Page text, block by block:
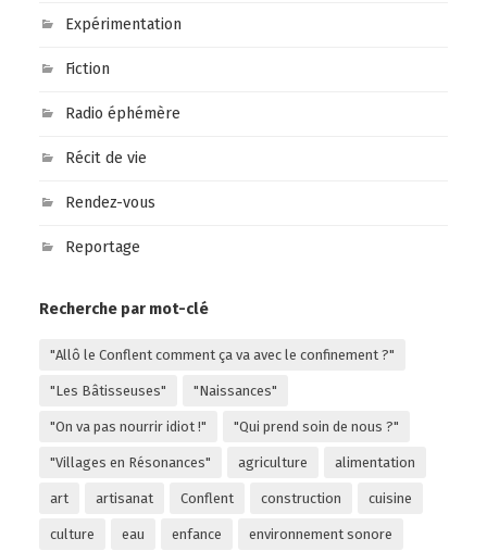
Expérimentation
Fiction
Radio éphémère
Récit de vie
Rendez-vous
Reportage
Recherche par mot-clé
"Allô le Conflent comment ça va avec le confinement ?"
"Les Bâtisseuses" "Naissances"
"On va pas nourrir idiot !" "Qui prend soin de nous ?"
"Villages en Résonances" agriculture alimentation
art artisanat Conflent construction cuisine
culture eau enfance environnement sonore